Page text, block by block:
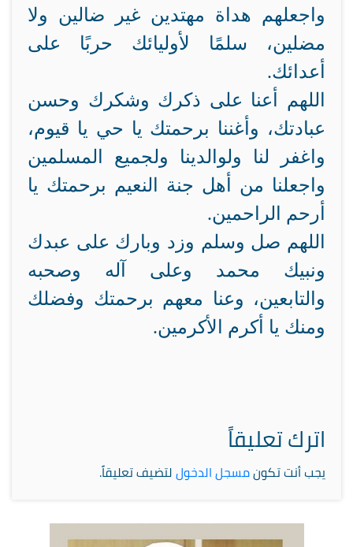
واجعلهم هداة مهتدين غير ضالين ولا
مضلين، سلمًا لأوليائك حربًا على
أعدائك.
اللهم أعنا على ذكرك وشكرك وحسن
عبادتك، وأغننا برحمتك يا حي يا قيوم،
واغفر لنا ولوالدينا ولجميع المسلمين
واجعلنا من أهل جنة النعيم برحمتك يا
أرحم الراحمين.
اللهم صل وسلم وزد وبارك على عبدك
ونبيك محمد وعلى آله وصحبه
والتابعين، وعنا معهم برحمتك وفضلك
ومنك يا أكرم الأكرمين.
اترك تعليقاً
يجب أنت تكونمسجل الدخوللتضيف تعليقاً.